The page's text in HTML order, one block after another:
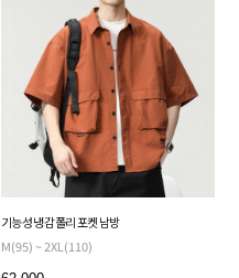
기능성 냉감 폴리 포켓 남방
M(95) ~ 2XL(110)